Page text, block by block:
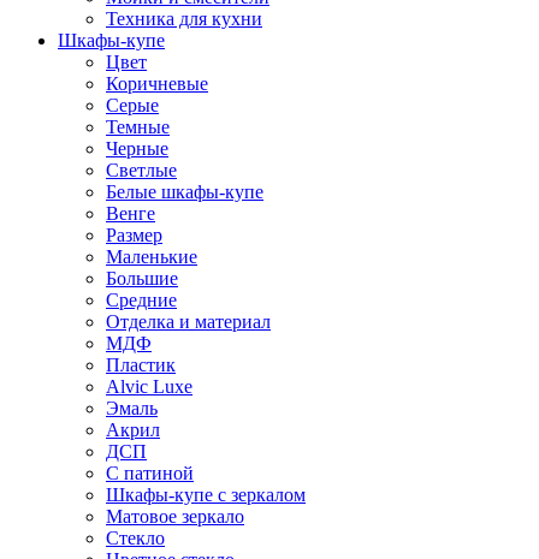
Техника для кухни
Шкафы-купе
Цвет
Коричневые
Серые
Темные
Черные
Светлые
Белые шкафы-купе
Венге
Размер
Маленькие
Большие
Средние
Отделка и материал
МДФ
Пластик
Alvic Luxe
Эмаль
Акрил
ДСП
С патиной
Шкафы-купе с зеркалом
Матовое зеркало
Стекло